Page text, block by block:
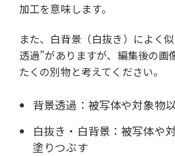
加工を意味します。
また、白背景（白抜き）によく
透過”がありますが、編集後の画
たくの別物と考えてください。
背景透過：被写体や対象物
白抜き・白背景：被写体や
塗りつぶす